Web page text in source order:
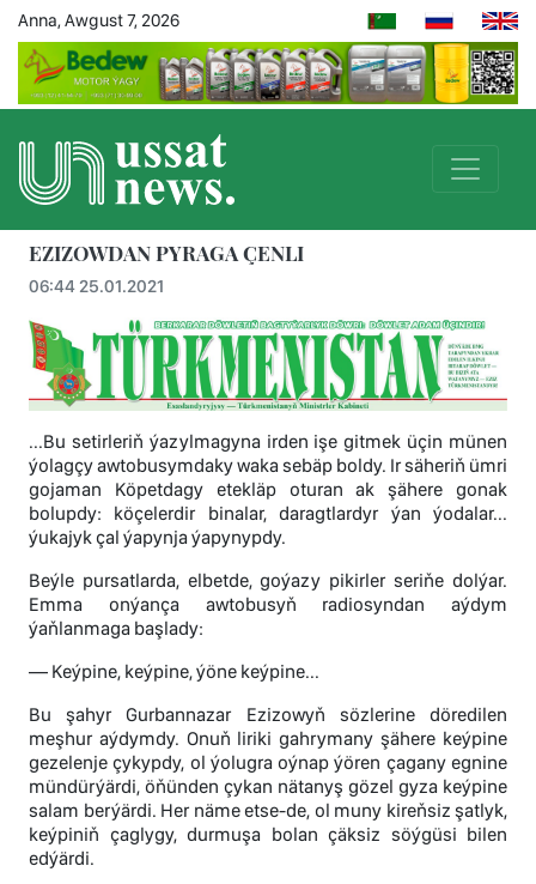
Anna, Awgust 7, 2026
EZIZOWDAN PYRAGA ÇENLI
06:44 25.01.2021
...Bu setirleriň ýazylmagyna irden işe gitmek üçin münen
ýolagçy awtobusymdaky waka sebäp boldy. Ir säheriň ümri
gojaman Köpetdagy etekläp oturan ak şähere gonak
bolupdy: köçelerdir binalar, daragtlardyr ýan ýodalar...
ýukajyk çal ýapynja ýapynypdy.
Beýle pursatlarda, elbetde, goýazy pikirler seriňe dolýar.
Emma onýança awtobusyň radiosyndan aýdym
ýaňlanmaga başlady:
— Keýpine, keýpine, ýöne keýpine...
Bu şahyr Gurbannazar Ezizowyň sözlerine döredilen
meşhur aýdymdy. Onuň liriki gahrymany şähere keýpine
gezelenje çykypdy, ol ýolugra oýnap ýören çagany egnine
mündürýärdi, öňünden çykan nätanyş gözel gyza keýpine
salam berýärdi. Her näme etse-de, ol muny kireňsiz şatlyk,
keýpiniň çaglygy, durmuşa bolan çäksiz söýgüsi bilen
edýärdi.